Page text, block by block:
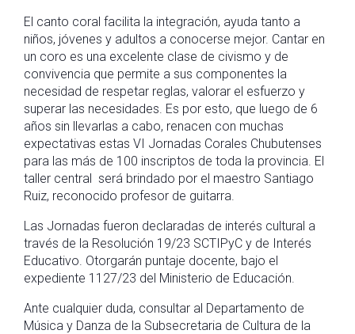
El canto coral facilita la integración, ayuda tanto a
niños, jóvenes y adultos a conocerse mejor. Cantar en
un coro es una excelente clase de civismo y de
convivencia que permite a sus componentes la
necesidad de respetar reglas, valorar el esfuerzo y
superar las necesidades. Es por esto, que luego de 6
años sin llevarlas a cabo, renacen con muchas
expectativas estas VI Jornadas Corales Chubutenses
para las más de 100 inscriptos de toda la provincia. El
taller central será brindado por el maestro Santiago
Ruiz, reconocido profesor de guitarra.
Las Jornadas fueron declaradas de interés cultural a
través de la Resolución 19/23 SCTIPyC y de Interés
Educativo. Otorgarán puntaje docente, bajo el
expediente 1127/23 del Ministerio de Educación.
Ante cualquier duda, consultar al Departamento de
Música y Danza de la Subsecretaria de Cultura de la